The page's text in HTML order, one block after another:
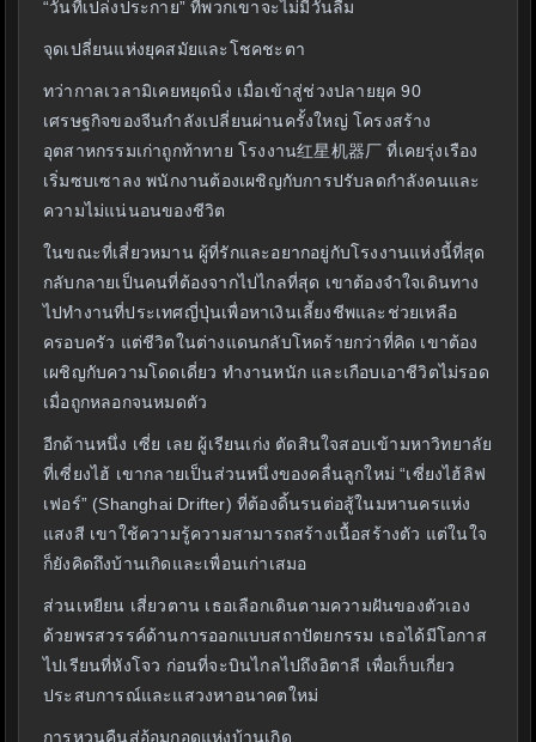
“วันที่เปล่งประกาย” ที่พวกเขาจะไม่มีวันลืม
จุดเปลี่ยนแห่งยุคสมัยและโชคชะตา
ทว่ากาลเวลามิเคยหยุดนิ่ง เมื่อเข้าสู่ช่วงปลายยุค 90
เศรษฐกิจของจีนกำลังเปลี่ยนผ่านครั้งใหญ่ โครงสร้าง
อุตสาหกรรมเก่าถูกท้าทาย โรงงาน红星机器厂 ที่เคยรุ่งเรือง
เริ่มซบเซาลง พนักงานต้องเผชิญกับการปรับลดกำลังคนและ
ความไม่แน่นอนของชีวิต
ในขณะที่เสี่ยวหมาน ผู้ที่รักและอยากอยู่กับโรงงานแห่งนี้ที่สุด
กลับกลายเป็นคนที่ต้องจากไปไกลที่สุด เขาต้องจำใจเดินทาง
ไปทำงานที่ประเทศญี่ปุ่นเพื่อหาเงินเลี้ยงชีพและช่วยเหลือ
ครอบครัว แต่ชีวิตในต่างแดนกลับโหดร้ายกว่าที่คิด เขาต้อง
เผชิญกับความโดดเดี่ยว ทำงานหนัก และเกือบเอาชีวิตไม่รอด
เมื่อถูกหลอกจนหมดตัว
อีกด้านหนึ่ง เซี่ย เลย ผู้เรียนเก่ง ตัดสินใจสอบเข้ามหาวิทยาลัย
ที่เซี่ยงไฮ้ เขากลายเป็นส่วนหนึ่งของคลื่นลูกใหม่ “เซี่ยงไฮ้ลิฟ
เฟอร์” (Shanghai Drifter) ที่ต้องดิ้นรนต่อสู้ในมหานครแห่ง
แสงสี เขาใช้ความรู้ความสามารถสร้างเนื้อสร้างตัว แต่ในใจ
ก็ยังคิดถึงบ้านเกิดและเพื่อนเก่าเสมอ
ส่วนเหยียน เสี่ยวตาน เธอเลือกเดินตามความฝันของตัวเอง
ด้วยพรสวรรค์ด้านการออกแบบสถาปัตยกรรม เธอได้มีโอกาส
ไปเรียนที่หังโจว ก่อนที่จะบินไกลไปถึงอิตาลี เพื่อเก็บเกี่ยว
ประสบการณ์และแสวงหาอนาคตใหม่
การหวนคืนสู่อ้อมกอดแห่งบ้านเกิด